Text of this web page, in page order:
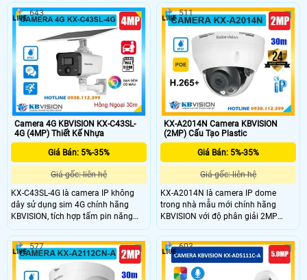
kép Full Color, tích hợp mic ghi âm,
khe cắm thẻ nhớ lên đến 256GB,
phân biệt người và xe thông minh.
Với chuẩn chống nước IP67 và mức
giá rẻ, KX-A51D là lựa chọn lý tưởng
để bảo vệ không gian ngoài trời.
hỗ trợ hồng ngoại ban đêm lên đến
30m, tính năng phát hiện người, đạt
chuẩn chống nước IP67 và cấp
nguồn qua POE tiện lợi. Đây là lựa
chọn lắp đặt ngoài trời hiệu quả giá
rẻ, phù hợp cho mọi gia đình, cửa
hàng, hoặc văn phòng.
Camera 4G KBVISION KX-C43SL-
4G (4MP) Thiết Kế Nhựa
Giá Bán: 5%-35%
Giá gốc: liên hệ
KX-C43SL-4G là camera IP không
dây sử dụng sim 4G chính hãng
KBVISION, tích hợp tấm pin năng
lượng mặt trời tiện lợi. Camera có
độ phân giải 4MP, hỗ trợ đàm thoại
2 chiều với mic và loa tích hợp, cho
hình ảnh sắc nét cả ngày lẫn đêm
với hồng ngoại 30m và full color
643
KX-A2014N Camera KBVISION
(2MP) Cấu Tạo Plastic
Giá Bán: 5%-35%
Giá gốc: liên hệ
KX-A2014N là camera IP dome
trong nhà mẫu mới chính hãng
KBVISION với độ phân giải 2MP
mang đến hình ảnh sắc nét và chi
tiết. Camera hỗ trợ hồng ngoại lên
đến 30m, chuẩn nén H.265+ giúp
tiết kiệm băng thông và lưu trữ. Với
khả năng chống bụi nước IP67, hỗ
511
577 603